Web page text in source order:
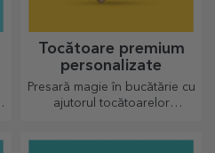
Tocătoare premium
personalizate
Presară magie în bucătărie cu
ajutorul tocătoarelor